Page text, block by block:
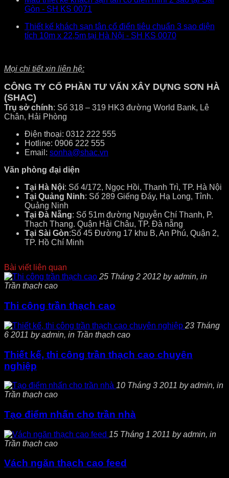
Gòn - SH KS 0071
Thiết kế khách sạn tân cổ điển tiêu chuẩn 3 sao diện
tích 10m x 22,5m tại Hà Nội - SH KS 0070
Mọi chi tiết xin liên hệ:
CÔNG TY CỔ PHẦN TƯ VẤN XÂY DỰNG SƠN HÀ
(SHAC)
Trụ sở chính: Số 318 – 319 HK3 đường World Bank, Lê
Chân, Hải Phòng
Điện thoại: 0312 222 555
Hotline: 0906 222 555
Email: sonha@shac.vn
Văn phòng đại diện
Tại Hà Nội: Số 4/172, Ngọc Hồi, Thanh Trì, TP. Hà Nội
Tại Quảng Ninh: Số 289 Giếng Đáy, Hạ Long, Tỉnh.
Quảng Ninh
Tại Đà Nẵng: Số 51m đường Nguyễn Chí Thanh, P.
Thạch Thang. Quận Hải Châu, TP. Đà nẵng
Tại Sài Gòn:Số 45 Đường 17 khu B, An Phú, Quận 2,
TP. Hồ Chí Minh
Bài viết liên quan
25 Tháng 2 2012 by admin, in
Trần thạch cao
Thi công trần thạch cao
23 Tháng
6 2011 by admin, in Trần thạch cao
Thiết kế, thi công trần thạch cao chuyên
nghiệp
10 Tháng 3 2011 by admin, in
Trần thạch cao
Tạo điểm nhấn cho trần nhà
15 Tháng 1 2011 by admin, in
Trần thạch cao
Vách ngăn thạch cao feed